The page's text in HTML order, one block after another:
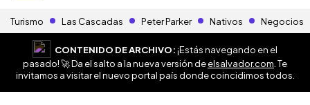
Turismo Las Cascadas Peter Parker Nativos Negocios
CONTENIDO DE ARCHIVO:¡Estás navegando en el
pasado! 🚀 Da el salto a la nueva versión deelsalvador.com . Te
invitamos a visitar el nuevo portal país donde coincidimos todos.